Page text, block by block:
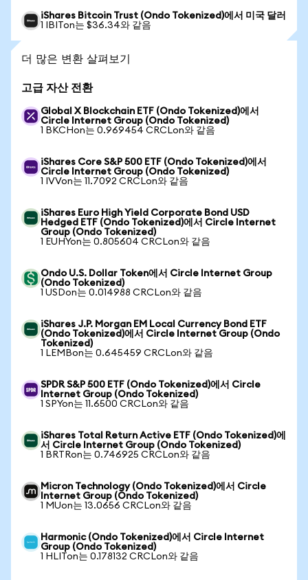
iShares Bitcoin Trust (Ondo Tokenized)에서 미국 달러
1 IBITon는 $36.34와 같음
더 많은 변환 살펴보기
고급 자산 전환
Global X Blockchain ETF (Ondo Tokenized)에서
Circle Internet Group (Ondo Tokenized)
1 BKCHon는 0.969454 CRCLon와 같음
iShares Core S&P 500 ETF (Ondo Tokenized)에서
Circle Internet Group (Ondo Tokenized)
1 IVVon는 11.7092 CRCLon와 같음
iShares Euro High Yield Corporate Bond USD
Hedged ETF (Ondo Tokenized)에서 Circle Internet
Group (Ondo Tokenized)
1 EUHYon는 0.805604 CRCLon와 같음
Ondo U.S. Dollar Token에서 Circle Internet Group
(Ondo Tokenized)
1 USDon는 0.014988 CRCLon와 같음
iShares J.P. Morgan EM Local Currency Bond ETF
(Ondo Tokenized)에서 Circle Internet Group (Ondo
Tokenized)
1 LEMBon는 0.645459 CRCLon와 같음
SPDR S&P 500 ETF (Ondo Tokenized)에서 Circle
Internet Group (Ondo Tokenized)
1 SPYon는 11.6500 CRCLon와 같음
iShares Total Return Active ETF (Ondo Tokenized)에
서 Circle Internet Group (Ondo Tokenized)
1 BRTRon는 0.746925 CRCLon와 같음
Micron Technology (Ondo Tokenized)에서 Circle
Internet Group (Ondo Tokenized)
1 MUon는 13.0656 CRCLon와 같음
Harmonic (Ondo Tokenized)에서 Circle Internet
Group (Ondo Tokenized)
1 HLITon는 0.178132 CRCLon와 같음